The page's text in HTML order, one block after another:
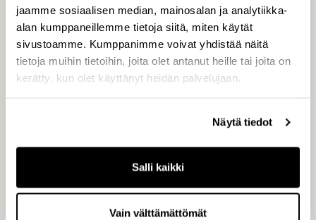
jaamme sosiaalisen median, mainosalan ja analytiikka-
alan kumppaneillemme tietoja siitä, miten käytät
sivustoamme. Kumppanimme voivat yhdistää näitä
tietoja muihin tietoihin, joita olet antanut heille tai joita on
kerätty, kun olet käyttänyt heidän palvelujaan.
Näytä tiedot
Salli kaikki
Vain välttämättömät
luontopääomasijoittamisen, sekä vähemmistö- ja
enemmistösijoitukset kohdeyhtiöihin. Tarjoamme
lisäksi varainhoitoa. CapManin palveluksessa on
noin 200 ammattilaista Helsingissä,
Jyväskylässä, Tukholmassa, Kööpenhaminassa,
Düsseldorfissa. Osakkeemme on listattu
Tietoa Asteesta
Aste on markkinoinnin ja median kumppani, joka